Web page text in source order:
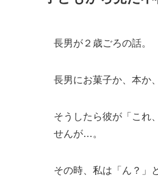
長男が２歳ごろの話。
長男にお菓子か、本か
そうしたら彼が「これ
せんが…。
その時、私は「ん？」